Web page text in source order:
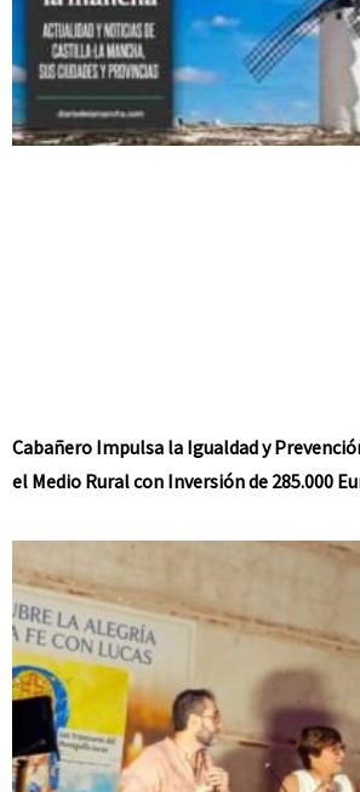
Cabañero Impulsa la Igualdad y
el Medio Rural con Inversión de 285.000